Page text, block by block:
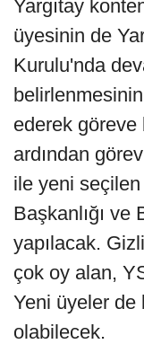
Yargıtay
üyesinin de
Kurulu'nda
ederek göreve
ardından
ile yeni
Başkanlığı
yapılacak.
çok oy alan,
Yeni üyeler de
olabilecek.